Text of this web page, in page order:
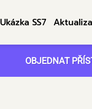
Ukázka SS7
OBJEDNAT